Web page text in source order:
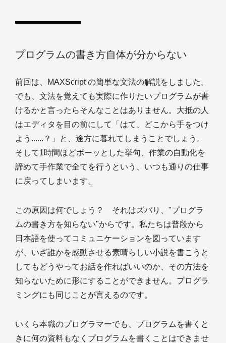
プログラムの書き方自体が分からない
前回は、MAXScript の簡単な文法の解説をしました。
でも、文法を覚えても実際に作りたいプログラムが書
けるかと言ったらそんなことはありません。大抵の人
はエディタを目の前にして「はて、どこから手をつけ
よう......？」と、途方に暮れてしまうことでしょう。
そして1時間ほどボーッとした挙句、作業の自動化を
諦めて手作業で全てを行うという、いつも通りの仕事
に戻ってしまいます。
この原因は何でしょう？ それはズバり、"プログラ
ムの書き方を知らない"からです。私たちは普段から
日本語を使ってコミュニケーションを図っています
が、いざ誰かを感動させる素晴らしい小説を書こうと
してもどうやってお話を作ればいいのか、その方法を
知らないために形にすることができません。プログラ
ミングにも同じことが言えるのです。
いくら本職のプログラマーでも、プログラムを書くと
きに何の資料もなくプログラムを書くことはできませ